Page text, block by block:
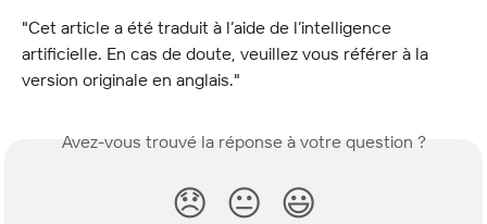
"Cet article a été traduit à l’aide de l’intelligence
artificielle. En cas de doute, veuillez vous référer à la
version originale en anglais."
Avez-vous trouvé la réponse à votre question ?
😞 😐 😃